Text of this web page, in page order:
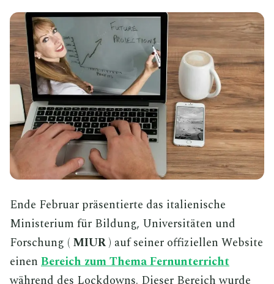
Ende Februar präsentierte das italienische
Ministerium für Bildung, Universitäten und
Forschung ( MIUR) auf seiner offiziellen Website
einen Bereich zum Thema Fernunterricht
während des Lockdowns. Dieser Bereich wurde